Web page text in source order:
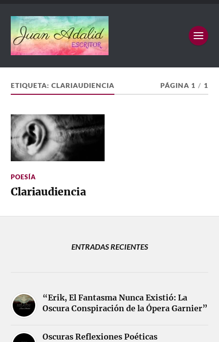
ETIQUETA:CLARIAUDIENCIA PÁGINA 1 / 1
POESÍA
Clariaudiencia
ENTRADAS RECIENTES
“Erik, El Fantasma Nunca Existió: La
Oscura Conspiración de la Ópera Garnier”
Oscuras Reflexiones Poéticas